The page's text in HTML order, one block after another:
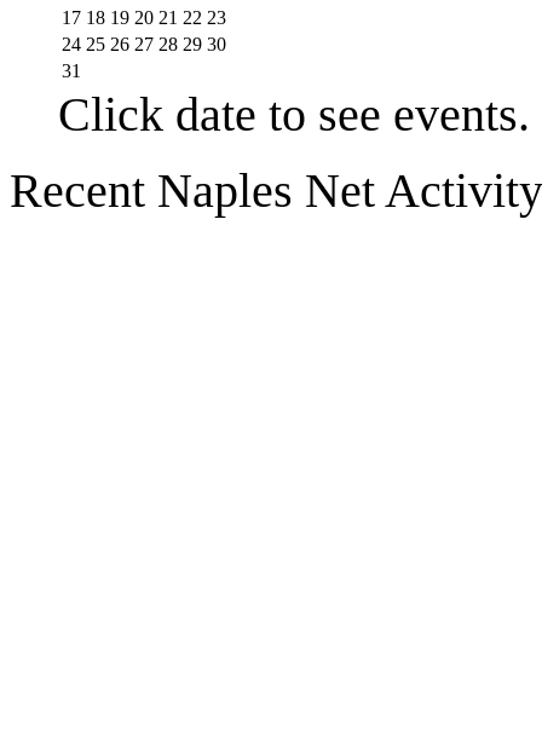
17 18 19 20 21 22 23
24 25 26 27 28 29 30
31
Click date to see events.
Recent Naples Net Activity